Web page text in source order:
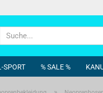
SPORT % SALE %